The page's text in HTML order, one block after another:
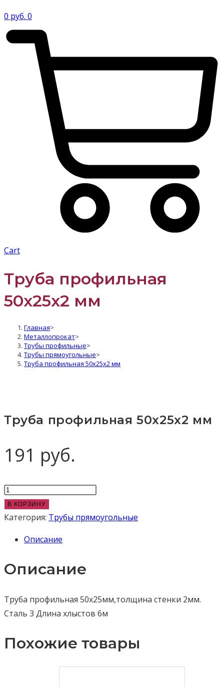
0 руб. 0
Cart
Труба профильная
50х25х2 мм
Главная>
Металлопрокат>
Трубы профильные>
Трубы прямоугольные>
Труба профильная 50х25х2 мм
Труба профильная 50х25х2 мм
191 руб.
Количество
товара
Труба
50х25х2
В КОРЗИНУ
Категория: Трубы прямоугольные
Описание
Описание
Труба профильная 50х25мм,толщина стенки 2мм.
Сталь 3 Длина хлыстов 6м
Похожие товары